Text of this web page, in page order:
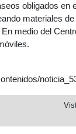
obligados en
materiales
medio del